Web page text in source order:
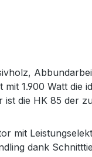
1.900 Watt die
ist die HK 85 der
mit
dank